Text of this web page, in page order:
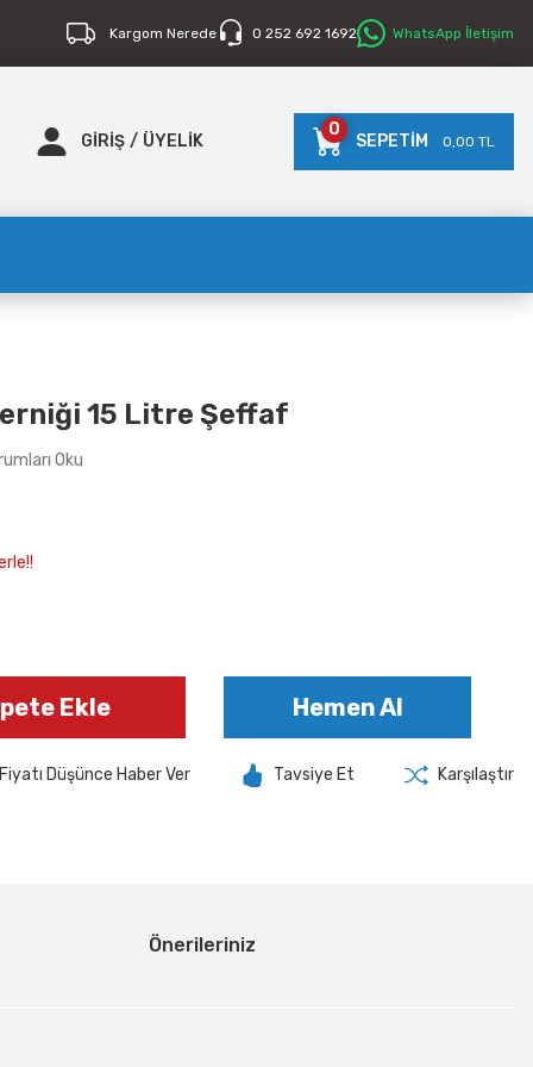
Kargom Nerede 0 252 692 1692 WhatsApp İletişim
GİRİŞ / ÜYELİK SEPETİM 0,00 TL
0
15 Litre Şeffaf
Oku
Ekle Hemen Al
Fiyatı Düşünce Haber Ver Tavsiye Et Karşılaştır
Önerileriniz